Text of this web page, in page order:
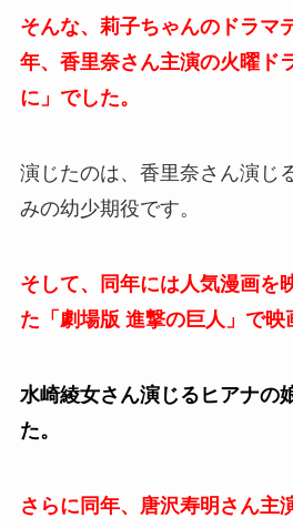
そんな、莉子ちゃんのドラマ
年、香里奈さん主演の火曜ド
に」でした。
演じたのは、香里奈さん演じ
みの幼少期役です。
そして、同年には人気漫画を
た「劇場版 進撃の巨人」で映
水崎綾女さん演じるヒアナの
た。
さらに同年、唐沢寿明さん主